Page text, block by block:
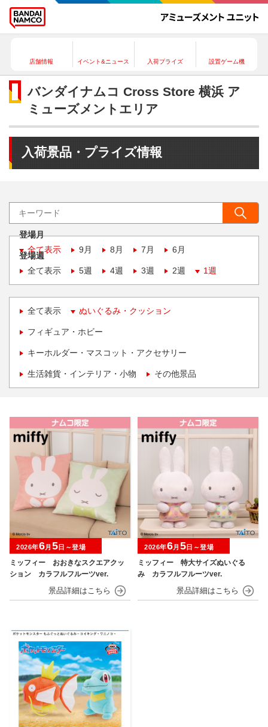
店舗情報 イベント&ニュース 入荷プライズ 設置ゲーム機
バンダイナムコ Cross Store 横浜 ア
ミューズメントエリア
入荷景品・プライズ情報
登場月
全て表示
9月 8月 7月 6月
登場週
全て表示
5週 4週 3週 2週 1週
全て表示 ぬいぐるみ・クッション
フィギュア・ホビー
キーホルダー・マスコット・アクセサリー
生活雑貨・インテリア・小物 その他景品
ミッフィー おおきなスクエアクッ
ション カラフルフルーツver.
2026年6月 5日～登場
ミッフィー 特大サイズぬいぐる
み カラフルフルーツver.
2026年6月 5日～登場